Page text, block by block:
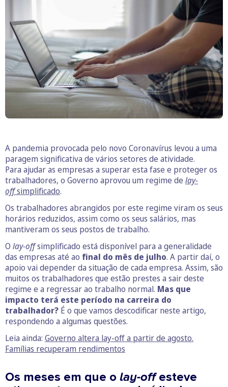
A pandemia provocada pelo novo Coronavírus levou a uma
paragem significativa de vários setores de atividade.
Para ajudar as empresas a superar esta fase e proteger os
trabalhadores, o Governo aprovou um regime de lay-
offsimplificado.
Os trabalhadores abrangidos por este regime viram os seus
horários reduzidos, assim como os seus salários, mas
mantiveram os seus postos de trabalho.
O lay-offsimplificado está disponível para a generalidade
das empresas até ao final do mês de julho. A partir daí, o
apoio vai depender da situação de cada empresa. Assim, são
muitos os trabalhadores que estão prestes a sair deste
regime e a regressar ao trabalho normal. Mas que
impacto terá este período na carreira do
trabalhador? É o que vamos descodificar neste artigo,
respondendo a algumas questões.
Leia ainda: Governo altera lay-off a partir de agosto.
Famílias recuperam rendimentos
Os meses em que o lay-offesteve